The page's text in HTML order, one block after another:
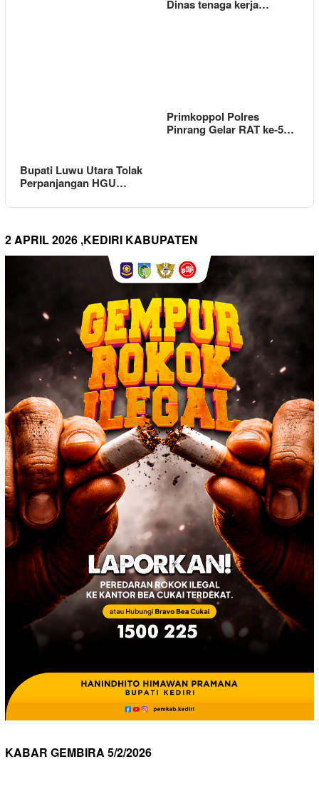
Dinas tenaga kerja…
Bupati Luwu Utara Tolak
Perpanjangan HGU…
Primkoppol Polres
Pinrang Gelar RAT ke-5…
2 APRIL 2026 ,KEDIRI KABUPATEN
KABAR GEMBIRA 5/2/2026